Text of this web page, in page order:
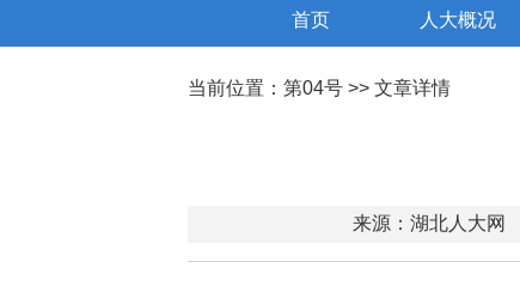
首页 人大概况
当前位置： 第04号 >> 文章详情
来源：湖北人大网